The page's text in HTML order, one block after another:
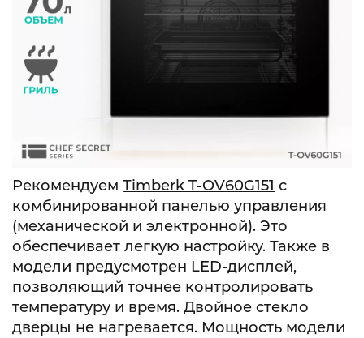
Рекомендуем Timberk T-OV60G151 с
комбинированной панелью управления
(механической и электронной). Это
обеспечивает легкую настройку. Также в
модели предусмотрен LED-дисплей,
позволяющий точнее контролировать
температуру и время. Двойное стекло
дверцы не нагревается. Мощность модели